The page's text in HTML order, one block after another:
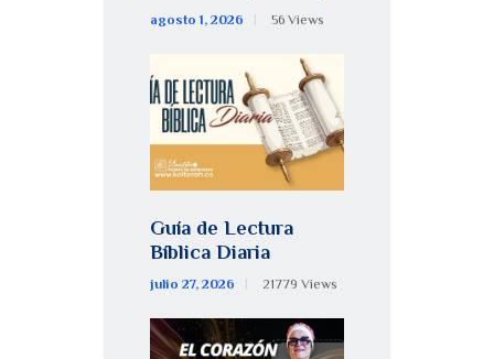
agosto 1, 2026 56 Views
Guía de Lectura
Bíblica Diaria
julio 27, 2026 21779 Views